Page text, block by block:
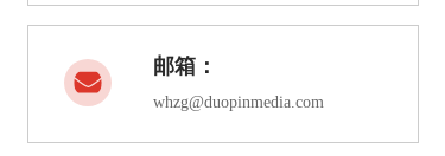
邮箱：
whzg@duopinmedia.com